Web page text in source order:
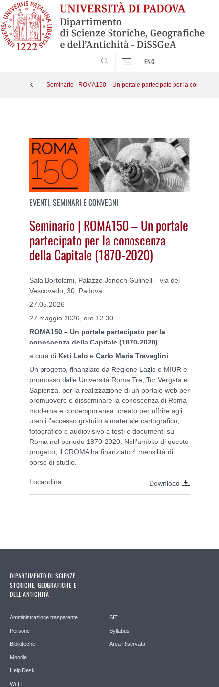
ENG
Seminario | ROMA150 – Un portale partecipato per la
EVENTI, SEMINARI E CONVEGNI
Seminario | ROMA150 – Un portale
partecipato per la conoscenza
della Capitale (1870-2020)
Sala Bortolami, Palazzo Jonoch Gulinelli - via del
Vescovado, 30, Padova
27.05.2026
27 maggio 2026, ore 12.30
ROMA150 – Un portale partecipato per la
conoscenza della Capitale (1870-2020)
a cura di Keti Lelo e Carlo Maria Travaglini
Un progetto, finanziato da Regione Lazio e MIUR e
promosso dalle Università Roma Tre, Tor Vergata e
Sapienza, per la realizzazione di un portale web per
promuovere e disseminare la conoscenza di Roma
moderna e contemporanea, creato per offrire agli
utenti l’accesso gratuito a materiale cartografico,
fotografico e audiovisivo a testi e documenti su
Roma nel periodo 1870-2020. Nell’ambito di questo
progetto, il CROMA ha finanziato 4 mensilità di
borse di studio.
Locandina Download
DIPARTIMENTO DI SCIENZE
STORICHE, GEOGRAFICHE E
DELL’ANTICHITÀ
Amministrazione trasparente
Persone
Biblioteche
Moodle
Help Desk
Wi-Fi
SIT
Syllabus
Area Riservata